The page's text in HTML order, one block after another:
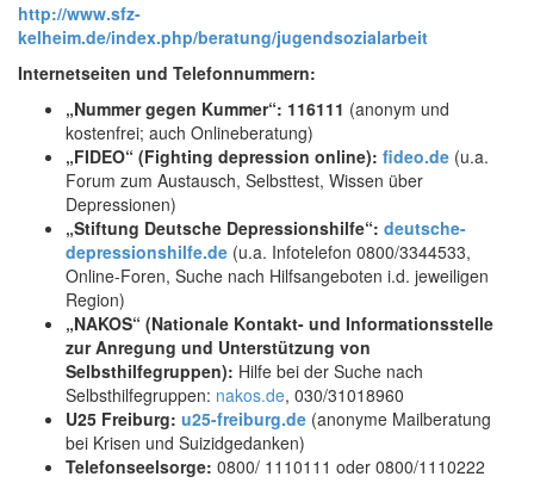
http://www.sfz-
kelheim.de/index.php/beratung/jugendsozialarbeit
Internetseiten und Telefonnummern:
„Nummer gegen Kummer“: 116111 (anonym und
kostenfrei; auch Onlineberatung)
„FIDEO“ (Fighting depression online): fideo.de (u.a.
Forum zum Austausch, Selbsttest, Wissen über
Depressionen)
„Stiftung Deutsche Depressionshilfe“: deutsche-
depressionshilfe.de (u.a. Infotelefon 0800/3344533,
Online-Foren, Suche nach Hilfsangeboten i.d. jeweiligen
Region)
„NAKOS“ (Nationale Kontakt- und Informationsstelle
zur Anregung und Unterstützung von
Selbsthilfegruppen): Hilfe bei der Suche nach
Selbsthilfegruppen: nakos.de, 030/31018960
U25 Freiburg: u25-freiburg.de (anonyme Mailberatung
bei Krisen und Suizidgedanken)
Telefonseelsorge: 0800/ 1110111 oder 0800/1110222